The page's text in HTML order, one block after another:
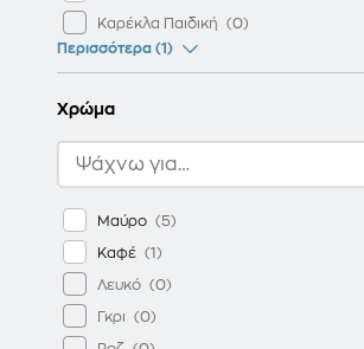
Καρέκλα Παιδική
Περισσότερα (1)
Χρώμα
Μαύρο
Καφέ
Λευκό
Γκρι